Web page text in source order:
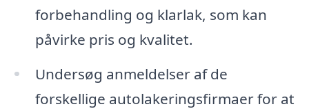
forbehandling og klarlak, som kan
påvirke pris og kvalitet.
Undersøg anmeldelser af de
forskellige autolakeringsfirmaer for at